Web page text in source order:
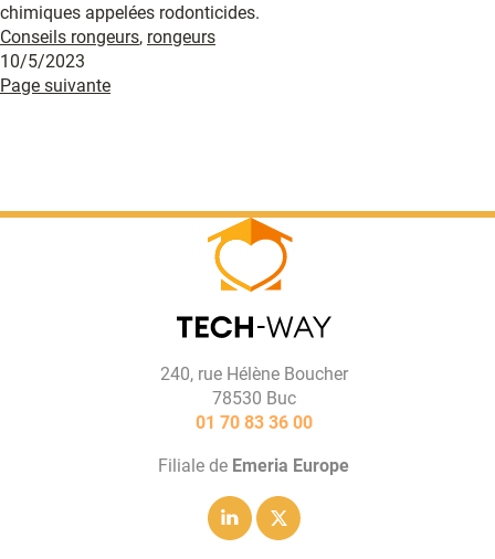
chimiques appelées rodonticides.
Conseils rongeurs, rongeurs
10/5/2023
Page suivante
240, rue Hélène Boucher
78530 Buc
01 70 83 36 00
Filiale de Emeria Europe